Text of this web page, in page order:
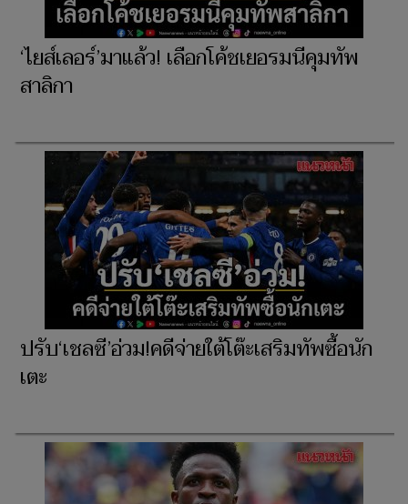
‘ไยส์เลอร์’มาแล้ว! เลือกโค้ชเยอรมนีคุมทัพ
สาลิกา
ปรับ‘เชลซี’อ่วม!คดีจ่ายใต้โต๊ะเสริมทัพซื้อนัก
เตะ